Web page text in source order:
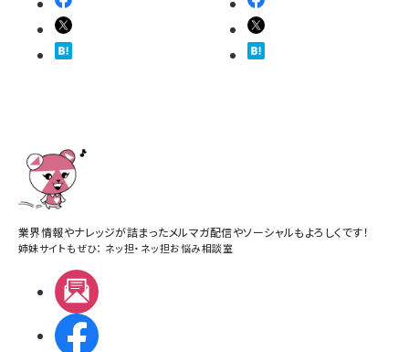
業界情報やナレッジが詰まったメルマガ配信やソーシャルもよろしくです！
姉妹サイトもぜひ： ネッ担・ ネッ担お悩み相談室